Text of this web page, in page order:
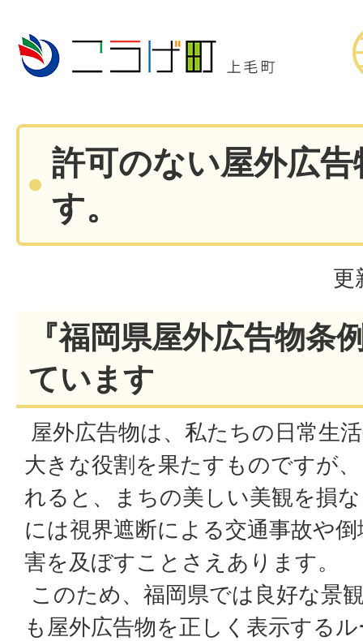
許可のない屋外広
す。
更
『福岡県屋外広告物条
ています
屋外広告物は、私たちの日常生
大きな役割を果たすものですが
れると、まちの美しい美観を損
には視界遮断による交通事故や
害を及ぼすことさえあります。
このため、福岡県では良好な景
も屋外広告物を正しく表示する